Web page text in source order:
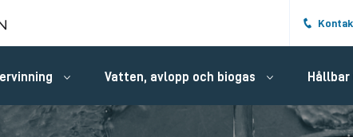
Hoppa till
Vatten, avlopp och biogas